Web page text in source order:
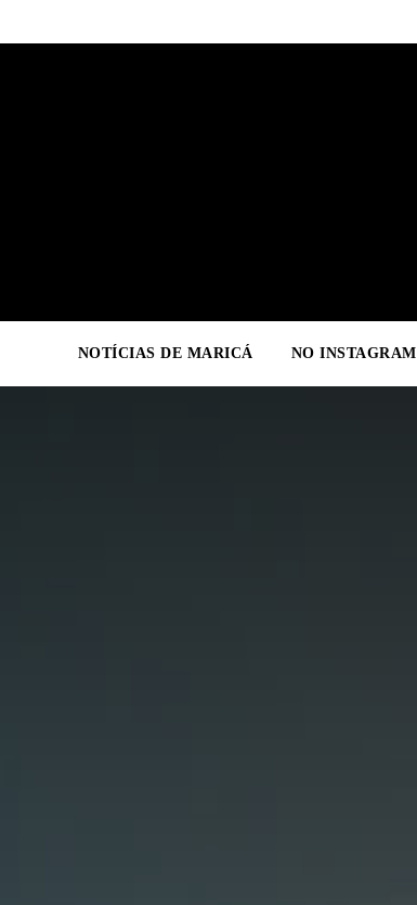
NOTÍCIAS DE MARICÁ NO INSTAGRAM